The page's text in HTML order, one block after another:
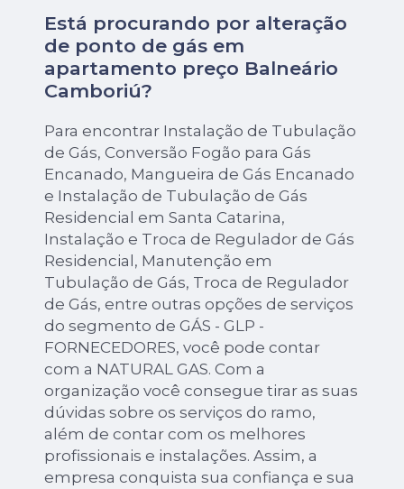
Está procurando por alteração
de ponto de gás em
apartamento preço Balneário
Camboriú?
Para encontrar Instalação de Tubulação
de Gás, Conversão Fogão para Gás
Encanado, Mangueira de Gás Encanado
e Instalação de Tubulação de Gás
Residencial em Santa Catarina,
Instalação e Troca de Regulador de Gás
Residencial, Manutenção em
Tubulação de Gás, Troca de Regulador
de Gás, entre outras opções de serviços
do segmento de GÁS - GLP -
FORNECEDORES, você pode contar
com a NATURAL GAS. Com a
organização você consegue tirar as suas
dúvidas sobre os serviços do ramo,
além de contar com os melhores
profissionais e instalações. Assim, a
empresa conquista sua confiança e sua